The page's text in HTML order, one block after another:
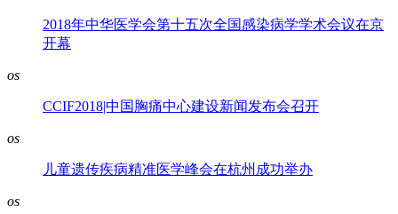
2018年中华医学会第十五次全国感染病学学术会议在京
开幕
os
CCIF2018|中国胸痛中心建设新闻发布会召开
os
儿童遗传疾病精准医学峰会在杭州成功举办
os